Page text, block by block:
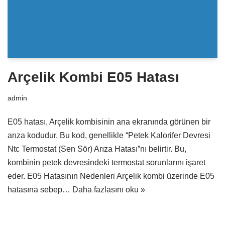
Arçelik Kombi E05 Hatası
admin
E05 hatası, Arçelik kombisinin ana ekranında görünen bir
arıza kodudur. Bu kod, genellikle “Petek Kalorifer Devresi
Ntc Termostat (Sen Sör) Arıza Hatası”nı belirtir. Bu,
kombinin petek devresindeki termostat sorunlarını işaret
eder. E05 Hatasının Nedenleri Arçelik kombi üzerinde E05
hatasına sebep… Daha fazlasını oku »